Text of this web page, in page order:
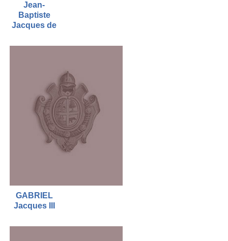
Jean-
Baptiste
Jacques de
GABRIEL
Jacques III